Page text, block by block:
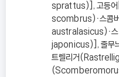
sprattus)], 고등어
scombrus)ㆍ스콤
australasicus)ㆍ
japonicus)], 줄무
트렐리거